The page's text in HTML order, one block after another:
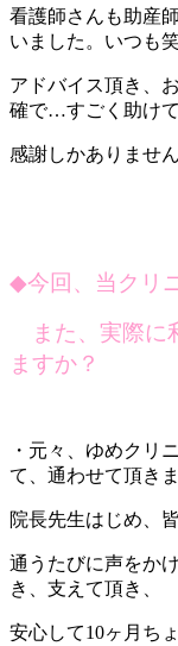
看護師さんも助産
いました。いつも
アドバイス頂き、
確で…すごく助けて
感謝しかありませ
◆今回、当クリ
また、実際に
ますか？
・元々、ゆめクリ
て、通わせて頂き
院長先生はじめ、
通うたびに声をか
き、支えて頂き、
安心して10ヶ月ち